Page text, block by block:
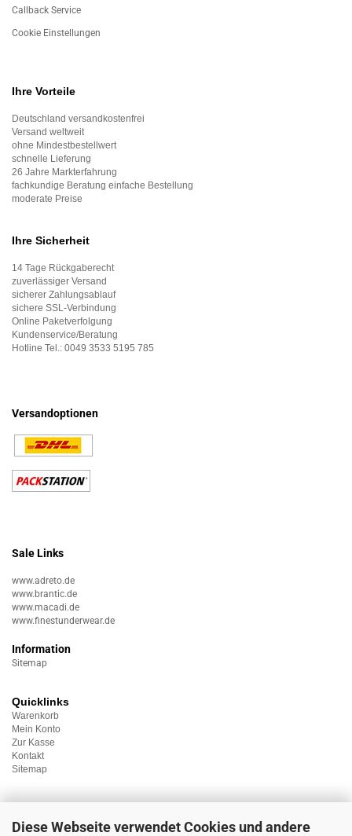
Diese Webseite verwendet Cookies und andere
Callback Service
Cookie Einstellungen
Ihre Vorteile
Deutschland versandkostenfrei
Versand weltweit
ohne Mindestbestellwert
schnelle Lieferung
26 Jahre Markterfahrung
fachkundige Beratung einfache Bestellung
moderate Preise
Ihre Sicherheit
14 Tage Rückgaberecht
zuverlässiger Versand
sicherer Zahlungsablauf
sichere SSL-Verbindung
Online Paketverfolgung
Kundenservice/Beratung
Hotline Tel.: 0049 3533 5195 785
Versandoptionen
Sale Links
www.adreto.de
www.brantic.de
www.macadi.de
www.finestunderwear.de
Information
Sitemap
Quicklinks
Warenkorb
Mein Konto
Zur Kasse
Kontakt
Sitemap